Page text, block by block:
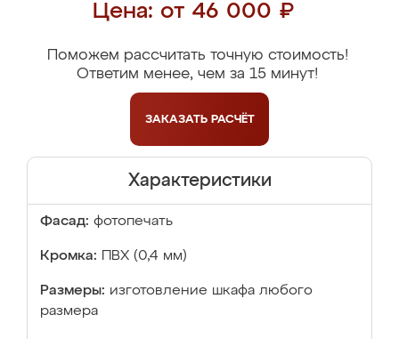
Цена: от 46 000 ₽
Поможем рассчитать точную стоимость!
Ответим менее, чем за 15 минут!
ЗАКАЗАТЬ РАСЧЁТ
Характеристики
Фасад: фотопечать
Кромка: ПВХ (0,4 мм)
Размеры: изготовление шкафа любого
размера